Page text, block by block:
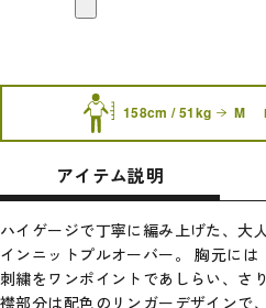
158cm / 51kg M
アイテム説明
ハイゲージで丁寧に編み上げた、大
インニットプルオーバー。 胸元には
刺繍をワンポイントであしらい、さ
襟部分は配色のリンガーデザインで